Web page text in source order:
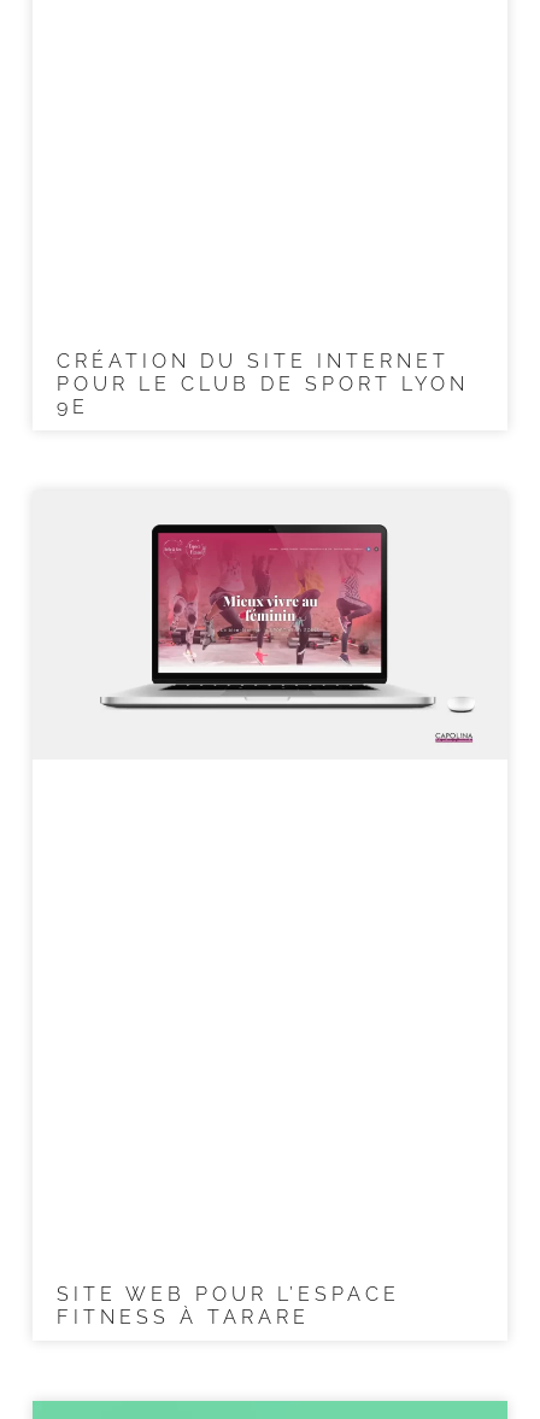
CRÉATION DU SITE INTERNET
POUR LE CLUB DE SPORT LYON
9E
SITE WEB POUR L’ESPACE
FITNESS À TARARE